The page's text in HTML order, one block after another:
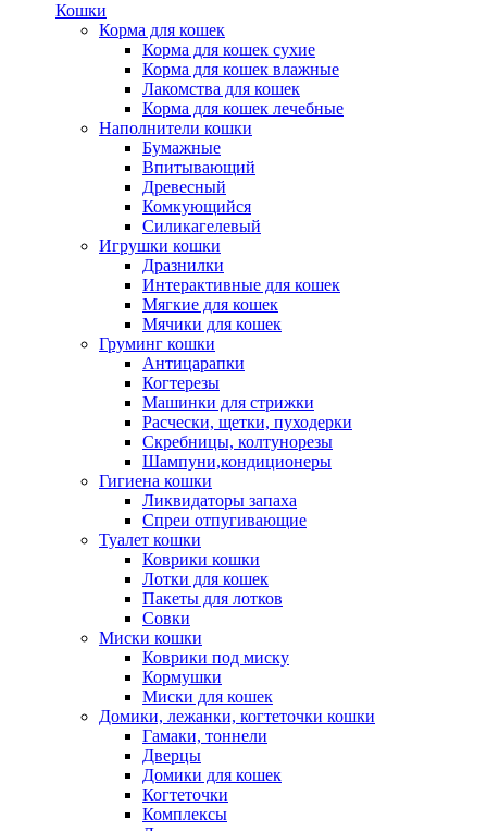
Кошки
Корма для кошек
Корма для кошек сухие
Корма для кошек влажные
Лакомства для кошек
Корма для кошек лечебные
Наполнители кошки
Бумажные
Впитывающий
Древесный
Комкующийся
Силикагелевый
Игрушки кошки
Дразнилки
Интерактивные для кошек
Мягкие для кошек
Мячики для кошек
Груминг кошки
Антицарапки
Когтерезы
Машинки для стрижки
Расчески, щетки, пуходерки
Скребницы, колтунорезы
Шампуни,кондиционеры
Гигиена кошки
Ликвидаторы запаха
Спреи отпугивающие
Туалет кошки
Коврики кошки
Лотки для кошек
Пакеты для лотков
Совки
Миски кошки
Коврики под миску
Кормушки
Миски для кошек
Домики, лежанки, когтеточки кошки
Гамаки, тоннели
Дверцы
Домики для кошек
Когтеточки
Комплексы